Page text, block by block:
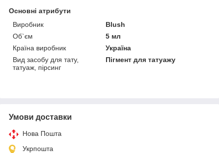
Основні атрибути
Виробник
Blush
Об`єм
5 мл
Країна виробник
Україна
Вид засобу для тату,
татуаж, пірсинг
Пігмент для татуажу
Умови доставки
Нова Пошта
Укрпошта